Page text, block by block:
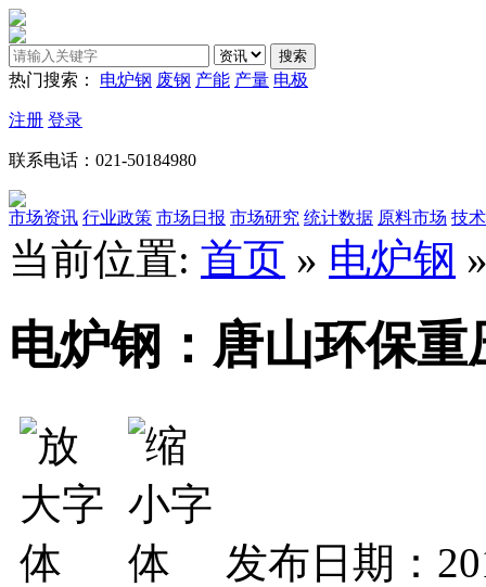
热门搜索： 电炉钢 废钢 产能 产量 电极
注册 登录
联系电话：021-50184980
市场资讯 行业政策 市场日报 市场研究 统计数据 原料市场 技
当前位置: 首页 » 电炉钢
电炉钢：唐山环保
发布日期：